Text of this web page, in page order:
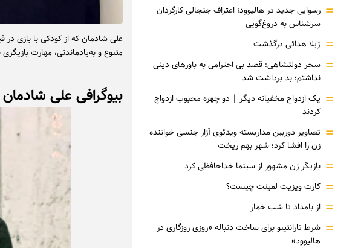
علی شادمان که از کودکی با بازی
متنوع و به‌یادماندنی، مهارت
بیوگرافی علی شادمان
= رسوایی جدید در هالیوود؛ اعتراف جنجالی کارگردان
سرشناس به دروغ‌گویی
= ژیلا هدائی درگذشت
= سحر دولتشاهی: قصد بی احترامی به باورهای دینی
نداشتم؛ بد برداشت شد
= یک ازدواج مخفیانه دیگر | دو چهره محبوب ازدواج
کردند
= تصاویر دوربین مداربسته ویدئوی آزار جنسی خواننده
زن را افشا کرد؛ شهر بهم ریخت
= بازیگر زن مشهور از سینما خداحافظی کرد
= کارت ویزیت لمینت چیست؟
= از بامداد تا شب خمار
= شرط تارانتینو برای ساخت دنباله «روزی روزگاری در
هالیوود»